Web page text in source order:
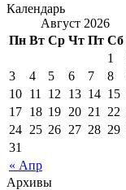
Календарь
Август 2026
Пн Вт Ср Чт Пт Сб
« Апр
1
3
4 5 6 7 8
10 11 12 13 14 15
17 18 19 20 21 22
24 25 26 27 28 29
31
Архивы